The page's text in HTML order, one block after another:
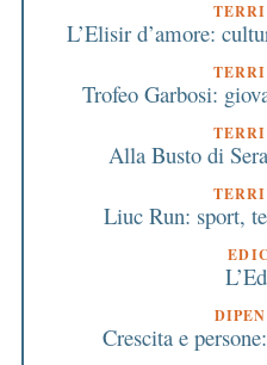
L’Elisir d’amore:
Trofeo Garbosi:
Alla Busto di
Liuc Run: sport,
Crescita e